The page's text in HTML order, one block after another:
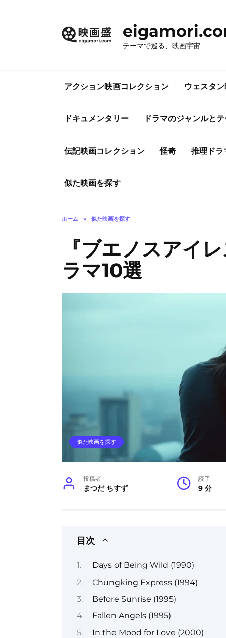
テーマで巡る、映画宇宙
アクション映画コレクション ウェスタ
ドキュメンタリー ドラマのジャンルと
伝記映画コレクション 怪奇 推理ドラ
似た映画を探す
ホーム » 似た映画を探す
『ブエノスアイ
ラマ10選
似た映画を探す
投稿者
まつだ ちすず
読了
9 分
目次
Days of Being Wild (1990)
Chungking Express (1994)
Before Sunrise (1995)
Fallen Angels (1995)
In the Mood for Love (2000)